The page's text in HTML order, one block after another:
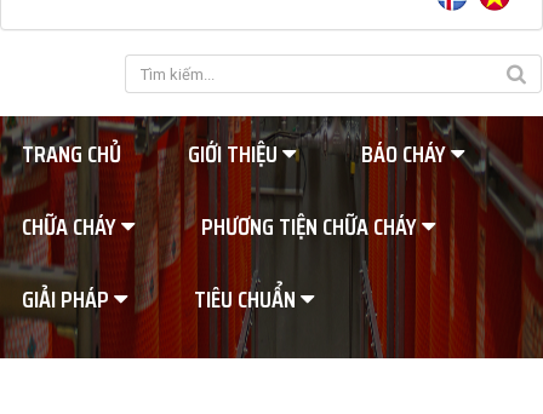
TRANG CHỦ GIỚI THIỆU
BÁO CHÁY
CHỮA CHÁY
PHƯƠNG TIỆN CHỮA CHÁY
GIẢI PHÁP
TIÊU CHUẨN